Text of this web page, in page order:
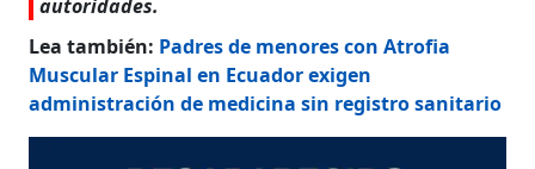
autoridades.
Lea también: Padres de menores con Atrofia
Muscular Espinal en Ecuador exigen
administración de medicina sin registro sanitario